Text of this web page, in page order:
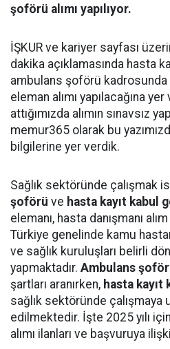
şoförü alımı yapılıyor.
İŞKUR ve kariyer sayfası
dakika açıklamasında hasta
ambulans şoförü
eleman alımı yapılacağına
attığımızda alımın sınavsız
memur365 olarak bu
bilgilerine yer verdik.
Sağlık sektöründe çalışmak
şoförü ve hasta kayıt kabul
elemanı, hasta danışmanı
Türkiye genelinde kamu
ve sağlık kuruluşları belirli
yapmaktadır. Ambulans
şartları aranırken, hasta
sağlık sektöründe çalışmaya
edilmektedir. İşte 2025 yılı
alımı ilanları ve başvuruya